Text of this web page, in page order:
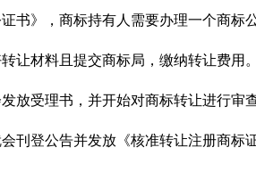
书》，商标持有人需要办理一个商标
让材料且提交商标局，缴纳转让费用
放受理书，并开始对商标转让进行审
刊登公告并发放《核准转让注册商标